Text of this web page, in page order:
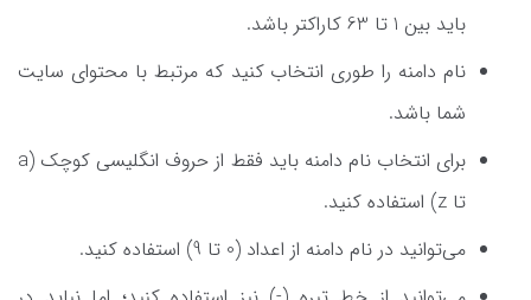
باید بین 1 تا 63 کاراکتر باشد.
نام دامنه را طوری انتخاب کنید که مرتبط با محتوای سایت
شما باشد.
برای انتخاب نام دامنه باید فقط از حروف انگلیسی کوچک (a
تا z) استفاده کنید.
می‌توانید در نام دامنه از اعداد (0 تا 9) استفاده کنید.